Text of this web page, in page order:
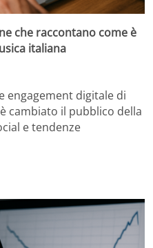
che raccontano come è
italiana
engagement digitale di
cambiato il pubblico della
e tendenze